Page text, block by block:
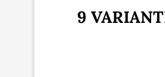
9